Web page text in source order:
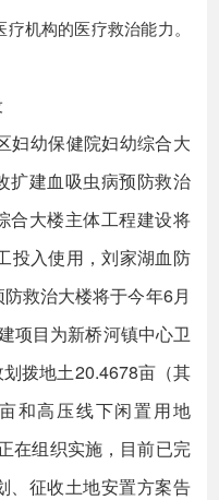
机构的医疗救治能力。
妇幼保健院妇幼综合大
扩建血吸虫病预防救治
合大楼主体工程建设将
投入使用，刘家湖血防
救治大楼将于今年6月
项目为新桥河镇中心卫
拨地土20.4678亩（其
和高压线下闲置用地
在组织实施，目前已完
、征收土地安置方案告